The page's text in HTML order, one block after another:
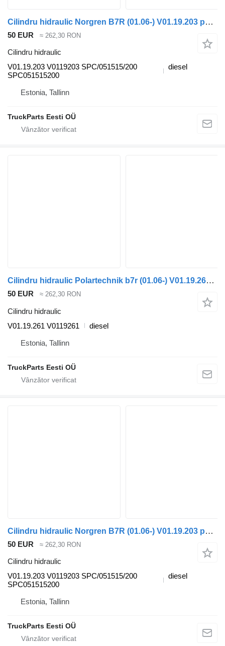
Cilindru hidraulic Norgren B7R (01.06-) V01.19.203 pentru autobuz Volvo B7, B8, B9, B12 bus (2005-)
50 EUR ≈ 262,30 RON
Cilindru hidraulic
V01.19.203 V0119203 SPC/051515/200
SPC051515200
diesel
Estonia, Tallinn
TruckParts Eesti OÜ
Cilindru hidraulic Polartechnik b7r (01.06-) V01.19.261 pentru autobuz Volvo B7, B8, B9, B12 bus (2005-)
50 EUR ≈ 262,30 RON
Cilindru hidraulic
V01.19.261 V0119261
diesel
Estonia, Tallinn
TruckParts Eesti OÜ
Cilindru hidraulic Norgren B7R (01.06-) V01.19.203 pentru autobuz Volvo B7, B8, B9, B12 bus (2005-)
50 EUR ≈ 262,30 RON
Cilindru hidraulic
V01.19.203 V0119203 SPC/051515/200
SPC051515200
diesel
Estonia, Tallinn
TruckParts Eesti OÜ